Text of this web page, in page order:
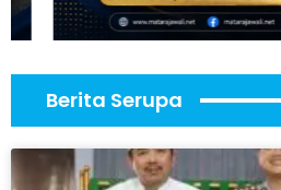
Berita Serupa